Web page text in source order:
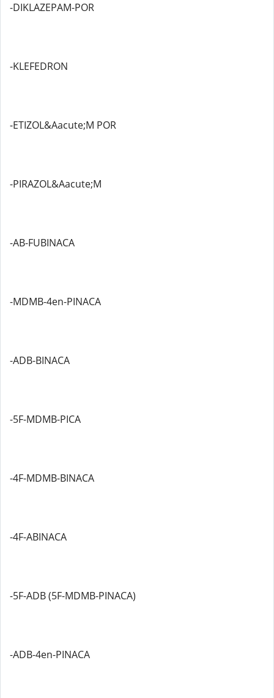
-DIKLAZEPAM-POR
-KLEFEDRON
-ETIZOL&Aacute;M POR
-PIRAZOL&Aacute;M
-AB-FUBINACA
-MDMB-4en-PINACA
-ADB-BINACA
-5F-MDMB-PICA
-4F-MDMB-BINACA
-4F-ABINACA
-5F-ADB (5F-MDMB-PINACA)
-ADB-4en-PINACA